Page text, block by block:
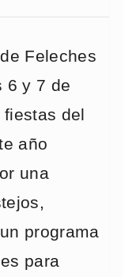
Feleches
6 y 7 de
del
año
una
programa
para